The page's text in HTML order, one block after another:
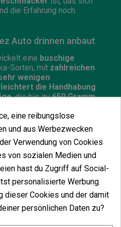
die Erfahrung noch
Auto drinnen anbaut
eine buschige
Sorten, mit zahlreichen
wenigen
die Handhabung
, die bis zu650 Gramm
eine schnelle
ab Keimung, was sie
blühenden
Marktmacht. Du musst
Ernten zu
im Freien anbaut
eine reibungslose
und aus Werbezwecken
Verwendung von Cookies
von sozialen Medien und
hast du Zugriff auf Social-
personalisierte Werbung.
dieser Cookies und der damit
persönlichen Daten zu?